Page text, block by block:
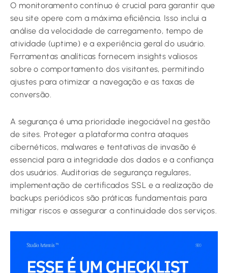
O monitoramento contínuo é crucial para garantir que
seu site opere com a máxima eficiência. Isso inclui a
análise da velocidade de carregamento, tempo de
atividade (uptime) e a experiência geral do usuário.
Ferramentas analíticas fornecem insights valiosos
sobre o comportamento dos visitantes, permitindo
ajustes para otimizar a navegação e as taxas de
conversão.
A segurança é uma prioridade inegociável na gestão
de sites. Proteger a plataforma contra ataques
cibernéticos, malwares e tentativas de invasão é
essencial para a integridade dos dados e a confiança
dos usuários. Auditorias de segurança regulares,
implementação de certificados SSL e a realização de
backups periódicos são práticas fundamentais para
mitigar riscos e assegurar a continuidade dos serviços.